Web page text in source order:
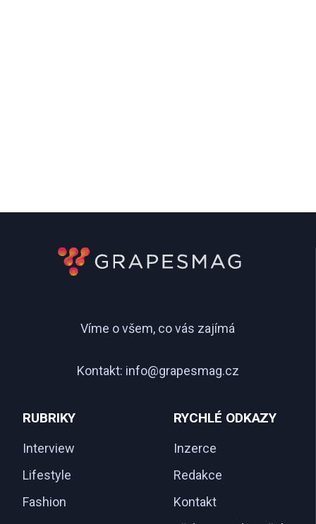
Víme o všem, co vás zajímá
Kontakt: info@grapesmag.cz
RUBRIKY
Interview
Lifestyle
Fashion
RYCHLÉ ODKAZY
Inzerce
Redakce
Kontakt